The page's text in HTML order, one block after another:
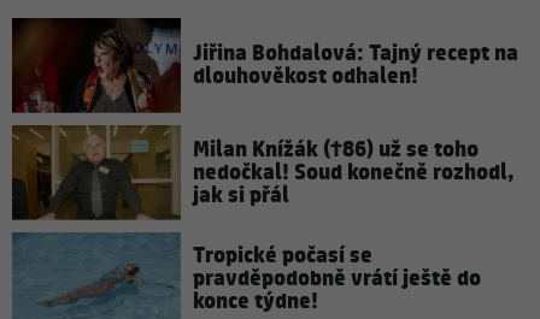
Jiřina Bohdalová: Tajný recept na
dlouhověkost odhalen!
Milan Knížák (†86) už se toho
nedočkal! Soud konečně rozhodl,
jak si přál
Tropické počasí se
pravděpodobně vrátí ještě do
konce týdne!